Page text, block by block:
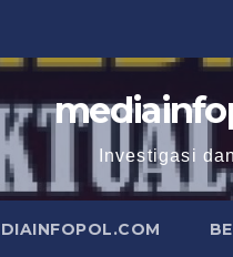
Investigasi